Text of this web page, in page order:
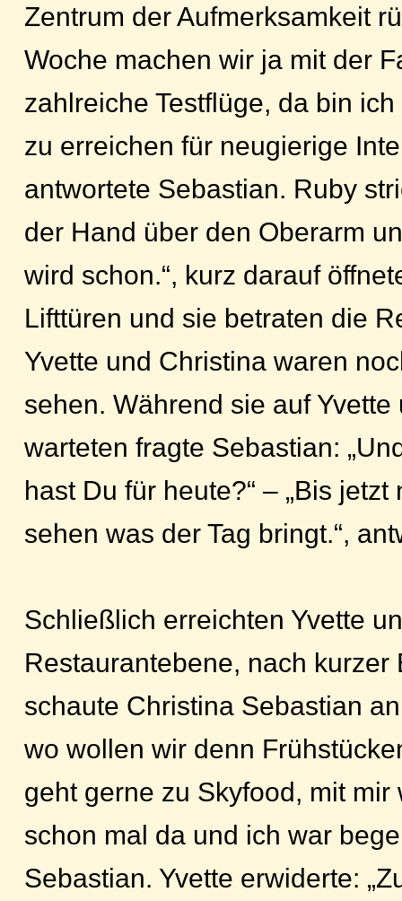
Zentrum der Aufmerksamkeit
Woche machen wir ja mit der
zahlreiche Testflüge, da bin
zu erreichen für neugierige
antwortete Sebastian. Ruby
der Hand über den Oberarm
wird schon.“, kurz darauf
Lifttüren und sie betraten die
Yvette und Christina waren
sehen. Während sie auf
warteten fragte Sebastian:
hast Du für heute?“ – „Bis
sehen was der Tag bringt.“,
Schließlich erreichten Yvette
Restaurantebene, nach kurzer
schaute Christina Sebastian
wo wollen wir denn
geht gerne zu Skyfood, mit mir
schon mal da und ich war
Sebastian. Yvette erwiderte: